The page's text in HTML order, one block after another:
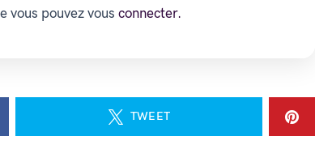
vous pouvez vous connecter.
TWEET